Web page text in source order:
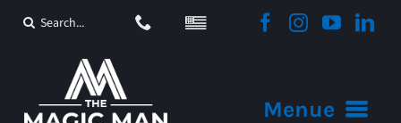
Inhalt
Suche
Menue